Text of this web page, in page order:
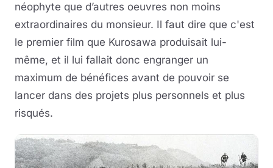
néophyte que d’autres oeuvres non moins
extraordinaires du monsieur. Il faut dire que c'est
le premier film que Kurosawa produisait lui-
même, et il lui fallait donc engranger un
maximum de bénéfices avant de pouvoir se
lancer dans des projets plus personnels et plus
risqués.